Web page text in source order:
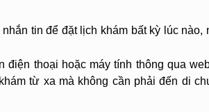
tin để đặt lịch khám bất kỳ lúc nào,
thoại hoặc máy tính thông qua
từ xa mà không cần phải đến di